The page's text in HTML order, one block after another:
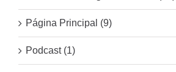
Página Principal (9)
Podcast (1)